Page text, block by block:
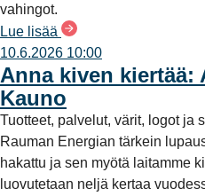
vahingot.
Lue lisää
10.6.2026 10:00
Anna kiven kiertää:
Kauno
Tuotteet, palvelut, värit, logot ja
Rauman Energian tärkein
hakattu ja sen myötä laitamme
luovutetaan neljä kertaa